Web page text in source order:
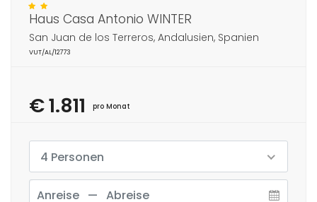
Haus Casa Antonio WINTER
San Juan de los Terreros, Andalusien, Spanien
VUT/AL/12773
€ 1.811 pro Monat
4 Personen